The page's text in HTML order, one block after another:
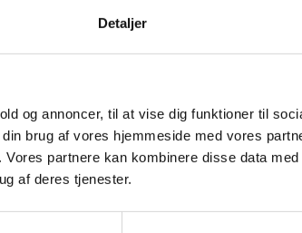
Detaljer
og annoncer, til at vise dig funktioner til
brug af vores hjemmeside med vores
partnere kan kombinere disse data
af deres tjenester.
Vi arbejder på at løse
igen senere.
på